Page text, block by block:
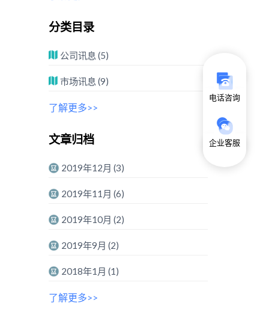
电话咨询
企业客服
分类目录
公司讯息 (5)
市场讯息 (9)
了解更多>>
文章归档
2019年12月 (3)
2019年11月 (6)
2019年10月 (2)
2019年9月 (2)
2018年1月 (1)
了解更多>>